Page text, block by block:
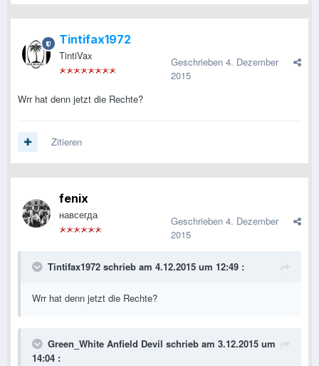
Tintifax1972
TintiVax Geschrieben 4. Dezember
2015
Wrr hat denn jetzt die Rechte?
Zitieren
fenix
навсегда Geschrieben 4. Dezember
2015
Tintifax1972 schrieb am 4.12.2015 um 12:49 :
Wrr hat denn jetzt die Rechte?
Green_White Anfield Devil schrieb am 3.12.2015 um
14:04 :